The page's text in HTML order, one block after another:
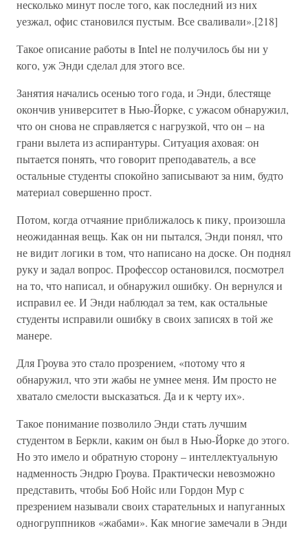
несколько минут после того, как последний из них
уезжал, офис становился пустым. Все сваливали».[218]
Такое описание работы в Intel не получилось бы ни у
кого, уж Энди сделал для этого все.
Занятия начались осенью того года, и Энди, блестяще
окончив университет в Нью-Йорке, с ужасом обнаружил,
что он снова не справляется с нагрузкой, что он – на
грани вылета из аспирантуры. Ситуация аховая: он
пытается понять, что говорит преподаватель, а все
остальные студенты спокойно записывают за ним, будто
материал совершенно прост.
Потом, когда отчаяние приближалось к пику, произошла
неожиданная вещь. Как он ни пытался, Энди понял, что
не видит логики в том, что написано на доске. Он поднял
руку и задал вопрос. Профессор остановился, посмотрел
на то, что написал, и обнаружил ошибку. Он вернулся и
исправил ее. И Энди наблюдал за тем, как остальные
студенты исправили ошибку в своих записях в той же
манере.
Для Гроува это стало прозрением, «потому что я
обнаружил, что эти жабы не умнее меня. Им просто не
хватало смелости высказаться. Да и к черту их».
Такое понимание позволило Энди стать лучшим
студентом в Беркли, каким он был в Нью-Йорке до этого.
Но это имело и обратную сторону – интеллектуальную
надменность Эндрю Гроува. Практически невозможно
представить, чтобы Боб Нойс или Гордон Мур с
презрением называли своих старательных и напуганных
одногруппников «жабами». Как многие замечали в Энди